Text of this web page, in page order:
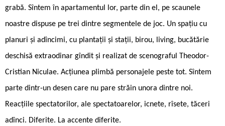
grabă. Sîntem în apartamentul lor, parte din el, pe scaunele
noastre dispuse pe trei dintre segmentele de joc. Un spațiu cu
planuri și adîncimi, cu plantații și stații, birou, living, bucătărie
deschisă extraodinar gîndit și realizat de scenograful Theodor-
Cristian Niculae. Acțiunea plimbă personajele peste tot. Sîntem
parte dintr-un desen care nu pare străin unora dintre noi.
Reacțiile spectatorilor, ale spectatoarelor, icnete, rîsete, tăceri
adînci. Diferite. La accente diferite.